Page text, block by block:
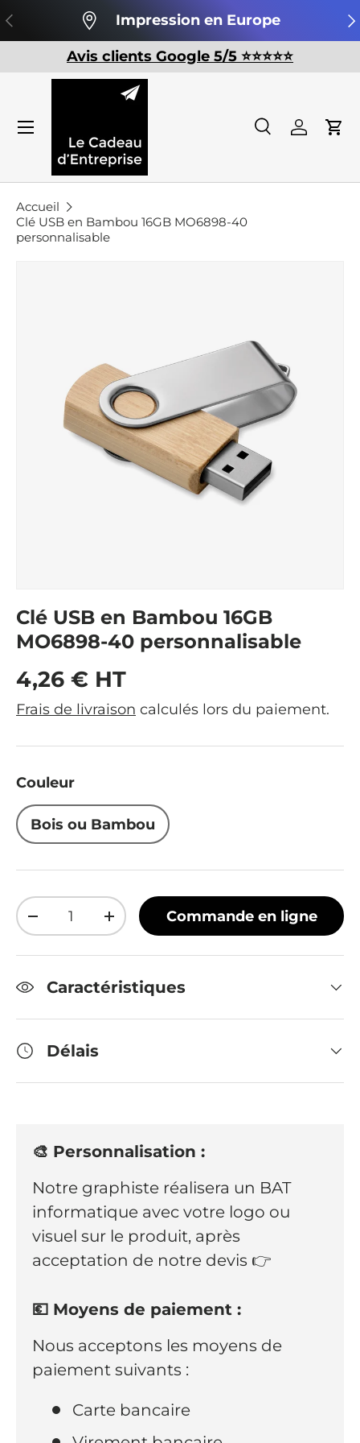
Aller au contenu
Précédent Impression en Europe
Avis clients Google 5/5 ⭐️⭐️⭐️⭐️⭐️
Recherche
Recherche
Se
Accueil
Clé USB en Bambou 16GB MO6898-40
personnalisable
Clé USB en Bambou 16GB
MO6898-40 personnalisable
Prix habituel
4,26 € HT
Frais de livraison calculés lors du paiement.
Couleur
Bois ou Bambou
Qté
Diminuer la quantité
Augmenter la quantité
Commande en ligne
Caractéristiques
Délais
🎨 Personnalisation :
Notre graphiste réalisera un BAT
informatique avec votre logo ou
visuel sur le produit, après
acceptation de notre devis 👉
💶 Moyens de paiement :
Nous acceptons les moyens de
paiement suivants :
Carte bancaire